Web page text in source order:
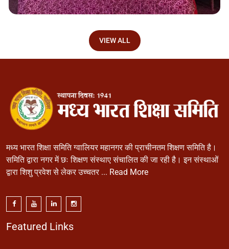
VIEW ALL
मध्य भारत शिक्षा समिति ग्वालियर महानगर की प्राचीनतम शिक्षण समिति है।
समिति द्वारा नगर में छः शिक्षण संस्थाए संचालित की जा रही है। इन संस्थाओं
द्वारा शिशु प्रवेश से लेकर उच्चतर ... Read More
Featured Links